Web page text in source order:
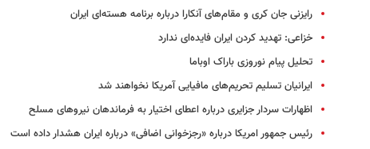
رایزنی جان کری و مقام‌های آنکارا درباره برنامه هسته‌ای ایران
خزاعی: تهدید کردن ایران فایده‌ای ندارد
تحلیل پیام نوروزی باراک اوباما
ایرانیان تسلیم تحریم‌های مافیایی آمریکا نخواهند شد
اظهارات سردار جزایری درباره اعطای اختیار به فرماندهان نیروهای مسلح
رئیس جمهور امریکا درباره «رجزخوانی اضافی» درباره ایران هشدار داده است